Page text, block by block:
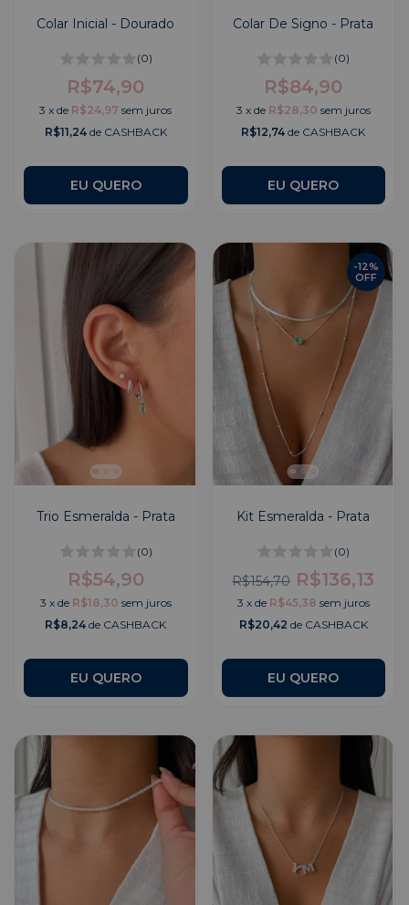
Colar Inicial - Dourado
(0)
R$74,90
3 xde R$24,97 sem juros
R$11,24de CASHBACK
EU QUERO
Colar De Signo - Prata
(0)
R$84,90
3 x de R$28,30 sem juros
R$12,74 de CASHBACK
EU QUERO
Trio Esmeralda - Prata
(0)
R$54,90
3 x de R$18,30 sem juros
R$8,24 de CASHBACK
Kit Esmeralda - Prata
(0)
R$154,70 R$136,13
-12%
OFF
3 x de R$45,38 sem juros
R$20,42 de CASHBACK
EU QUERO